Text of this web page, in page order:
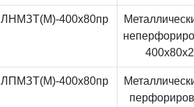
ЛНМЗТ(М)-400x80пр
ЛПМЗТ(М)-400x80пр